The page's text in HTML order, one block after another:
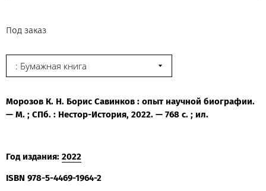
Под заказ
: Бумажная книга
Морозов К. Н. Борис Савинков : опыт научной биографии.
— М. ; СПб. : Нестор-История, 2022. — 768 с. ; ил.
Год издания: 2022
ISBN 978-5-4469-1964-2